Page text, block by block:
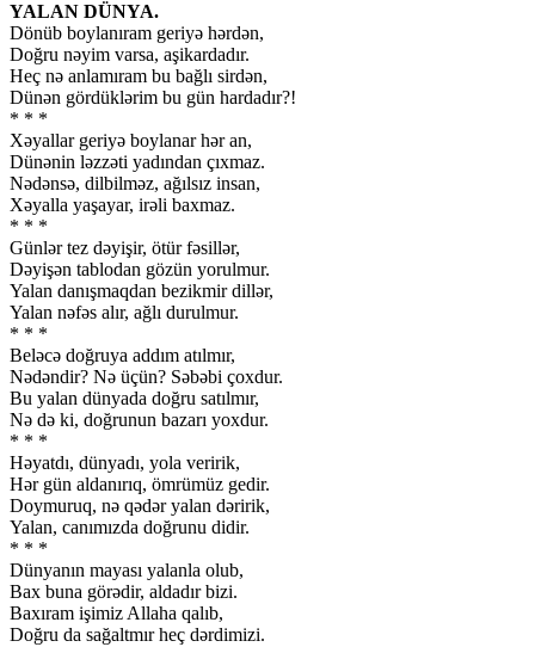
YALAN DÜNYA.
Dönüb boylanıram geriyə hərdən,
Doğru nəyim varsa, aşikardadır.
Heç nə anlamıram bu bağlı sirdən,
Dünən gördüklərim bu gün hardadır?!
* * *
Xəyallar geriyə boylanar hər an,
Dünənin ləzzəti yadından çıxmaz.
Nədənsə, dilbilməz, ağılsız insan,
Xəyalla yaşayar, irəli baxmaz.
* * *
Günlər tez dəyişir, ötür fəsillər,
Dəyişən tablodan gözün yorulmur.
Yalan danışmaqdan bezikmir dillər,
Yalan nəfəs alır, ağlı durulmur.
* * *
Beləcə doğruya addım atılmır,
Nədəndir? Nə üçün? Səbəbi çoxdur.
Bu yalan dünyada doğru satılmır,
Nə də ki, doğrunun bazarı yoxdur.
* * *
Həyatdı, dünyadı, yola veririk,
Hər gün aldanırıq, ömrümüz gedir.
Doymuruq, nə qədər yalan dəririk,
Yalan, canımızda doğrunu didir.
* * *
Dünyanın mayası yalanla olub,
Bax buna görədir, aldadır bizi.
Baxıram işimiz Allaha qalıb,
Doğru da sağaltmır heç dərdimizi.